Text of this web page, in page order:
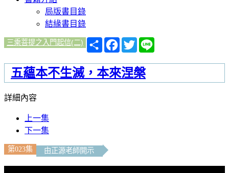
局版書目錄
結緣書目錄
三乘菩提之入門起信(二)
分
享
Facebook
Twitter
五蘊本不生滅，本來涅槃
詳細內容
上一集
下一集
第023集 由正源老師開示